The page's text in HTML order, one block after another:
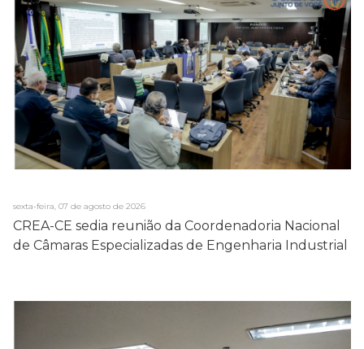
sexta-feira, 07 de agosto de 2026
CREA-CE sedia reunião da Coordenadoria Nacional
de Câmaras Especializadas de Engenharia Industrial